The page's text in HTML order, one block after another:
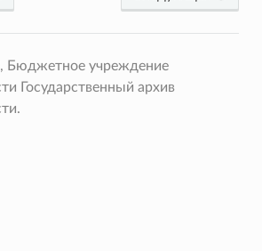
Бюджетное учреждение
Государственный архив